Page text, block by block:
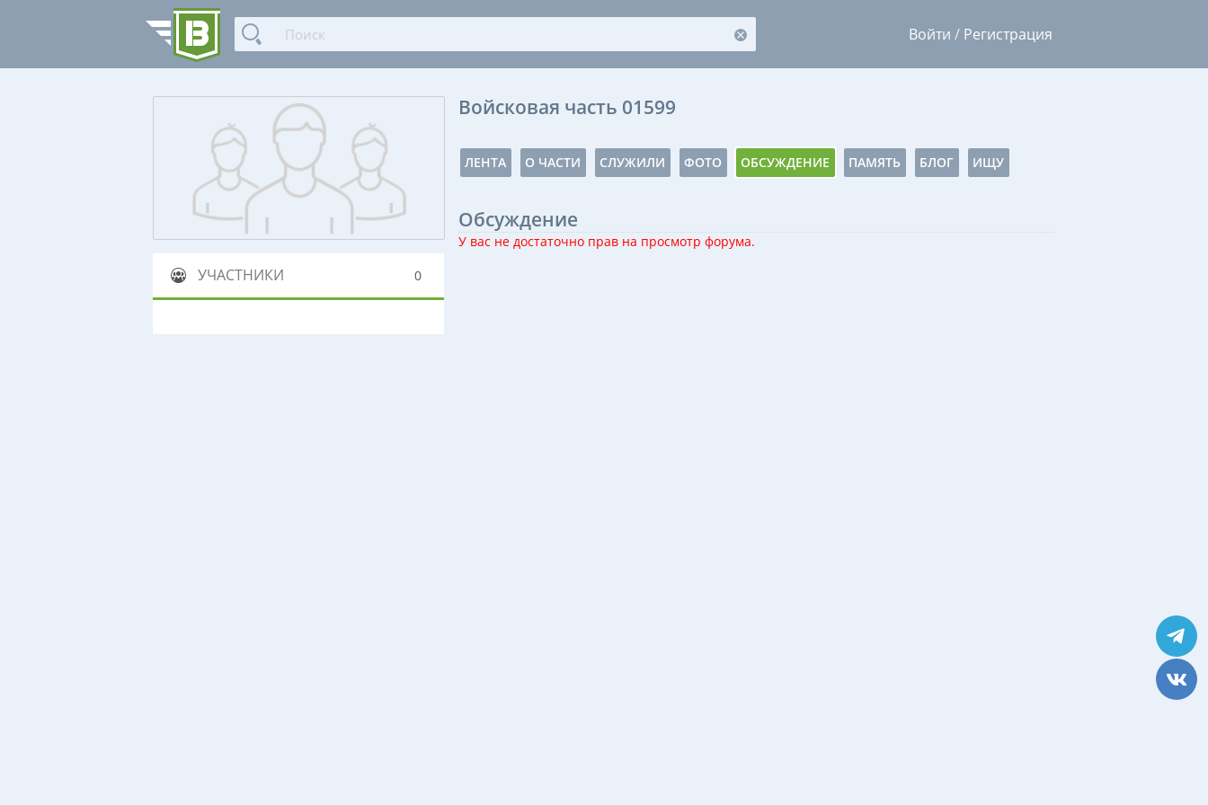
Войти / Регистрация
УЧАСТНИКИ 0
Войсковая часть 01599
ЛЕНТА О ЧАСТИ СЛУЖИЛИ ФОТО ОБСУЖДЕНИЕ ПАМЯТЬ БЛОГ ИЩУ
Обсуждение
У вас не достаточно прав на просмотр форума.